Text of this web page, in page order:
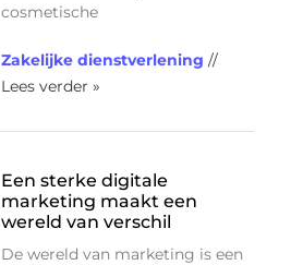
cosmetische
Zakelijke dienstverlening //
Lees verder »
Een sterke digitale
marketing maakt een
wereld van verschil
De wereld van marketing is een